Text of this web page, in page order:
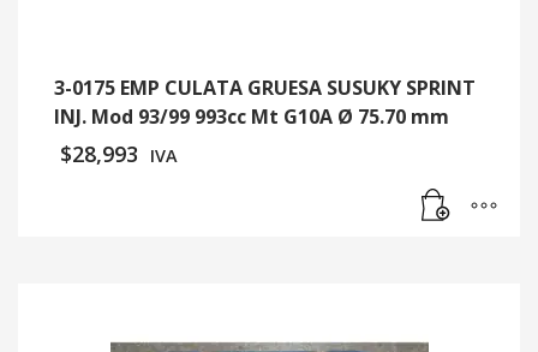
3-0175 EMP CULATA GRUESA SUSUKY SPRINT
INJ. Mod 93/99 993cc Mt G10A Ø 75.70 mm
$28,993 IVA